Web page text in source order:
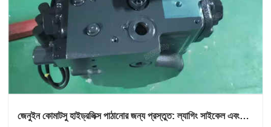
জেনুইন কোমাটসু হাইড্রলিক্স পাঠানোর জন্য প্রস্তুত: ল্যাগিং সাইকেল এবং